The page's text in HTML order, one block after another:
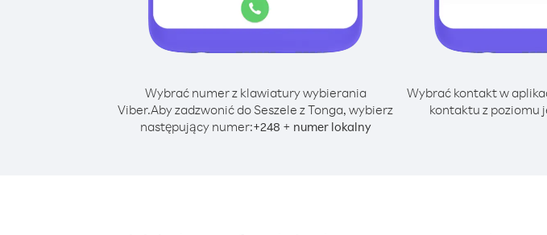
Wybrać numer z klawiatury wybierania
Viber.Aby zadzwonić do Seszele z Tonga, wybierz
następujący numer:+248 + numer lokalny
Wybrać kontakt w
kontaktu z poziomu